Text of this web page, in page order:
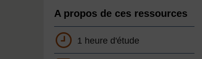
A propos de ces ressources
1 heure d'étude